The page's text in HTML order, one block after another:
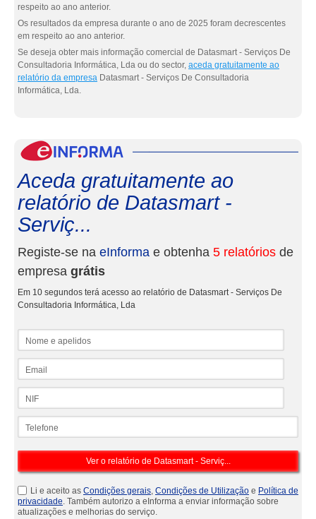
respeito ao ano anterior.
Os resultados da empresa durante o ano de 2025 foram decrescentes
em respeito ao ano anterior.
Se deseja obter mais informação comercial de Datasmart - Serviços De
Consultadoria Informática, Lda ou do sector, aceda gratuitamente ao
relatório da empresa Datasmart - Serviços De Consultadoria
Informática, Lda.
Aceda gratuitamente ao
relatório de Datasmart -
Serviç...
Registe-se na eInforma e obtenha 5 relatórios de
empresa grátis
Em 10 segundos terá acesso ao relatório de Datasmart - Serviços De
Consultadoria Informática, Lda
Li e aceito as Condições gerais, Condições de Utilização e Política de
privacidade. Também autorizo a eInforma a enviar informação sobre
atualizações e melhorias do serviço.